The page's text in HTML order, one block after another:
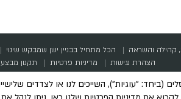
קהילה והשראה הכל מתחיל בבניין ישן שמבקש שינוי
הצהרת נגישות
מדיניות פרטיות תקנון מבצע